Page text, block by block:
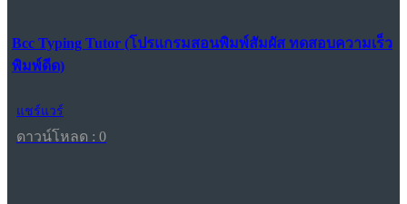
Bcc Typing Tutor (โปรแกรมสอนพิมพ์สัมผัส ทดสอบความเร็ว
พิมพ์ดีด)
แชร์แวร์
ดาวน์โหลด : 0